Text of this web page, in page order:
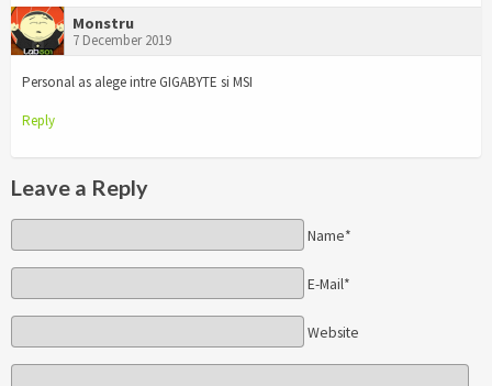
Monstru
7 December 2019
Personal as alege intre GIGABYTE si MSI
Reply
Leave a Reply
Name*
E-Mail*
Website